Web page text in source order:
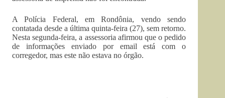
A Polícia Federal, em Rondônia, vendo sendo
contatada desde a última quinta-feira (27), sem retorno.
Nesta segunda-feira, a assessoria afirmou que o pedido
de informações enviado por email está com o
corregedor, mas este não estava no órgão.